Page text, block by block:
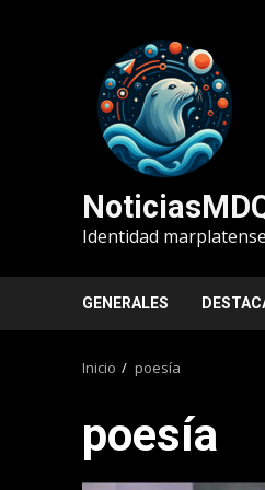
Identidad marplatense
GENERALES
Inicio poesía
poesía